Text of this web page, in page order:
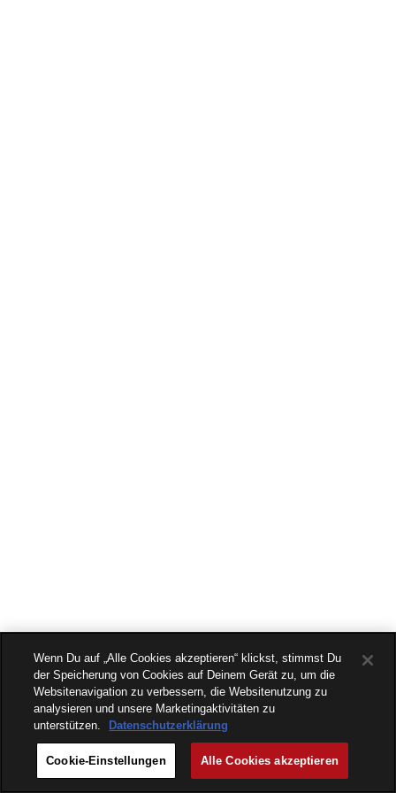
Wenn Du auf „Alle Cookies akzeptieren“ klickst, stimmst Du
der Speicherung von Cookies auf Deinem Gerät zu, um die
Websitenavigation zu verbessern, die Websitenutzung zu
analysieren und unsere Marketingaktivitäten zu
unterstützen.
Datenschutzerklärung
Cookie-Einstellungen Alle Cookies akzeptieren